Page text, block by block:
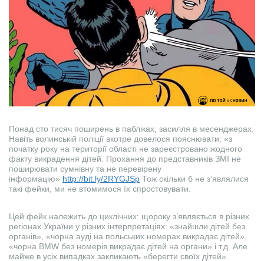
Понад сто тисяч поширень в пабліках, засилля в месенджерах.
Навіть волинській поліції вкотре довелося пояснювати: «з
початку року на території області не зареєстровано жодного
факту викрадення дітей. Прохання до представників ЗМІ не
поширювати сумнівну та не перевірену
інформацію» http://bit.ly/2RYGJSp Тож скільки б не з’являлися
такі фейки, ми не втомимося їх спростовувати.
Цей фейк належить до циклічних: щороку з’являється в різних
регіонах України у різних інтерпретаціях: «знайшли дітей без
органів», «чорна ауді на польських номерах викрадає дітей»,
«чорна BMW без номерів викрадає дітей на органи» і т.д. Але
майже в усіх випадках закликають «берегти своїх дітей».